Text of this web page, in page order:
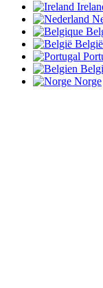
België
Norge